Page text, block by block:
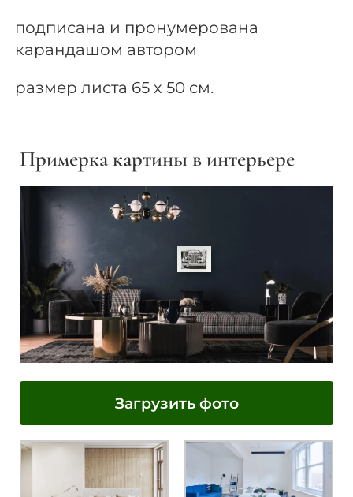
подписана и пронумерована
карандашом автором
размер листа 65 х 50 см.
Примерка картины в интерьере
Загрузить фото